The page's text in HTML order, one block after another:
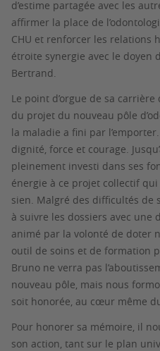
d’estime partagée avec les
affirmer la place de
CHU et renforcer les relations
étroite synergie avec le doyen
Bertrand.
Le point d’orgue de sa
du projet du nouveau pôle
la maladie a fini par
dignité, force et courage.
pleinement investi dans ses
énergie à ce projet collectif
sien. Malgré des difficultés de
à suivre les dossiers avec
animé par la volonté de doter
outil de soins et de formation
Bruno ne verra pas
nouveau pôle, mais nous
soit honorée, au cœur même
Pour honorer sa mémoire, il
son action, tant sur le plan